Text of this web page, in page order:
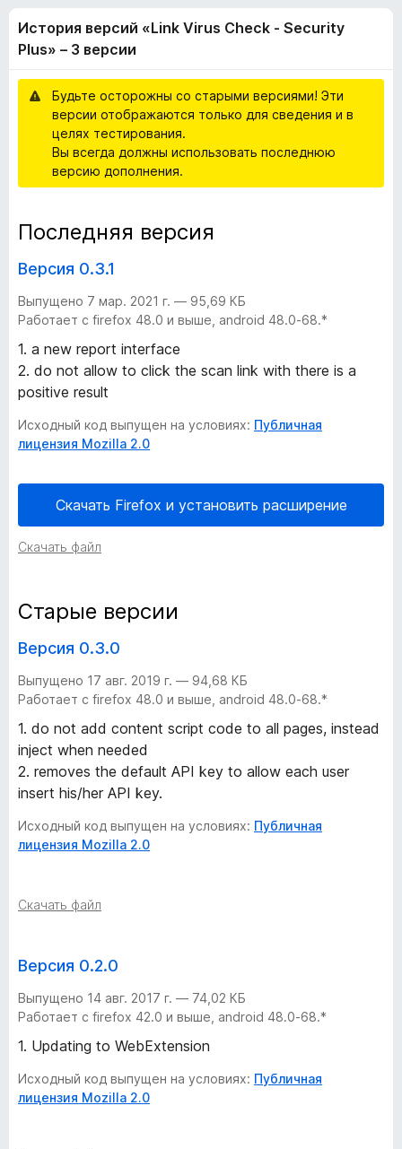
е
а
F
i
r
f
x
в
е
р
с
и
й
«
L
i
n
k
V
r
u
s
C
h
e
k
-
S
e
c
7
и
5
История версий «Link Virus Check - Security
Plus» – 3 версии
Будьте осторожны со старыми версиями! Эти
версии отображаются только для сведения и в
целях тестирования.
Вы всегда должны использовать последнюю
версию дополнения.
Последняя версия
Версия 0.3.1
Выпущено 7 мар. 2021 г. — 95,69 КБ
Работает с firefox 48.0 и выше, android 48.0-68.*
1. a new report interface
2. do not allow to click the scan link with there is a
positive result
Исходный код выпущен на условиях: Публичная
лицензия Mozilla 2.0
Скачать Firefox и установить расширение
Скачать файл
Старые версии
Версия 0.3.0
Выпущено 17 авг. 2019 г. — 94,68 КБ
Работает с firefox 48.0 и выше, android 48.0-68.*
1. do not add content script code to all pages, instead
inject when needed
2. removes the default API key to allow each user
insert his/her API key.
Исходный код выпущен на условиях: Публичная
лицензия Mozilla 2.0
Скачать файл
Версия 0.2.0
Выпущено 14 авг. 2017 г. — 74,02 КБ
Работает с firefox 42.0 и выше, android 48.0-68.*
1. Updating to WebExtension
Исходный код выпущен на условиях: Публичная
лицензия Mozilla 2.0